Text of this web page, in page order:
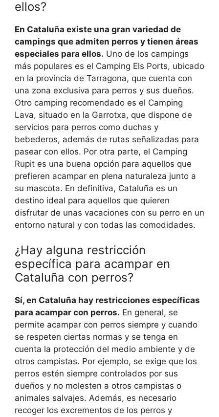
ellos?
En Cataluña existe una gran variedad de
campings que admiten perros y tienen áreas
especiales para ellos. Uno de los campings
más populares es el Camping Els Ports, ubicado
en la provincia de Tarragona, que cuenta con
una zona exclusiva para perros y sus dueños.
Otro camping recomendado es el Camping
Lava, situado en la Garrotxa, que dispone de
servicios para perros como duchas y
bebederos, además de rutas señalizadas para
pasear con ellos. Por otra parte, el Camping
Rupit es una buena opción para aquellos que
prefieren acampar en plena naturaleza junto a
su mascota. En definitiva, Cataluña es un
destino ideal para aquellos que quieren
disfrutar de unas vacaciones con su perro en un
entorno natural y con todas las comodidades.
¿Hay alguna restricción
específica para acampar en
Cataluña con perros?
Sí, en Cataluña hay restricciones específicas
para acampar con perros. En general, se
permite acampar con perros siempre y cuando
se respeten ciertas normas y se tenga en
cuenta la protección del medio ambiente y de
otros campistas. Por ejemplo, se exige que los
perros estén siempre controlados por sus
dueños y no molesten a otros campistas o
animales salvajes. Además, es necesario
recoger los excrementos de los perros y